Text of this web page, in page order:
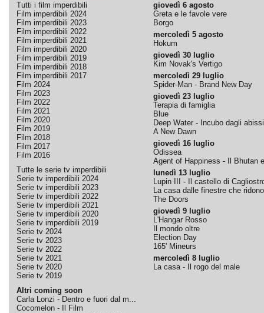
Tutti i film imperdibili
Film imperdibili 2024
Film imperdibili 2023
Film imperdibili 2022
Film imperdibili 2021
Film imperdibili 2020
Film imperdibili 2019
Film imperdibili 2018
Film imperdibili 2017
Film 2024
Film 2023
Film 2022
Film 2021
Film 2020
Film 2019
Film 2018
Film 2017
Film 2016
Tutte le serie tv imperdibili
Serie tv imperdibili 2024
Serie tv imperdibili 2023
Serie tv imperdibili 2022
Serie tv imperdibili 2021
Serie tv imperdibili 2020
Serie tv imperdibili 2019
Serie tv 2024
Serie tv 2023
Serie tv 2022
Serie tv 2021
Serie tv 2020
Serie tv 2019
Altri coming soon
Carla Lonzi - Dentro e fuori dal m...
Cocomelon - Il Film
giovedì 6 agosto
Greta e le favole vere
Borgo
mercoledì 5 agosto
Hokum
giovedì 30 luglio
Kim Novak's Vertigo
mercoledì 29 luglio
Spider-Man - Brand New Day
giovedì 23 luglio
Terapia di famiglia
Blue
Deep Water - Incubo dagli abissi
A New Dawn
giovedì 16 luglio
Odissea
Agent of Happiness - Il Bhutan
lunedì 13 luglio
Lupin III - Il castello di
La casa dalle finestre che ridono
The Doors
giovedì 9 luglio
L'Hangar Rosso
Il mondo oltre
Election Day
165' Mineurs
mercoledì 8 luglio
La casa - Il rogo del male